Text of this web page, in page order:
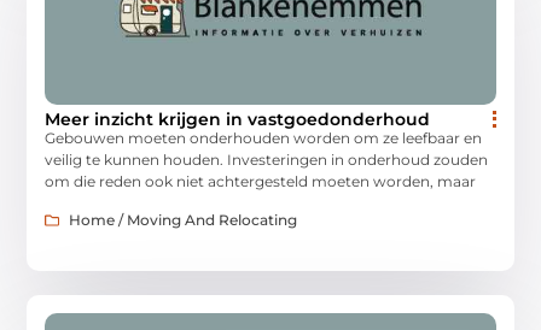
Meer inzicht krijgen in vastgoedonderhoud
Gebouwen moeten onderhouden worden om ze leefbaar en
veilig te kunnen houden. Investeringen in onderhoud zouden
om die reden ook niet achtergesteld moeten worden, maar
Home / Moving And Relocating